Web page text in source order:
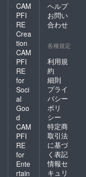
CAM
PFI
RE
Crea
tion
CAM
PFI
RE
for
Soci
al
Goo
d
CAM
PFI
RE
for
Ente
rtain
ヘルプ
お問い
合わせ
各種規定
利用規
約
細則
プライ
バシー
ポリ
シー
特定商
取引法
に基づ
く表記
情報セ
キュリ